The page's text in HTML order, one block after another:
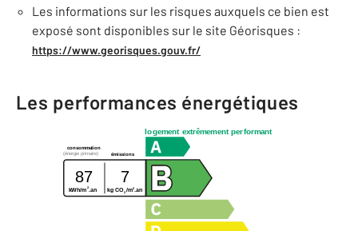
Les informations sur les risques auxquels ce bien est
exposé sont disponibles sur le site Géorisques :
https://www.georisques.gouv.fr/
Les performances énergétiques
logement extrêmement performant
consommation
émissions
(énergie primaire)
87 7
kWh/m 2.an kg CO2/m2.an